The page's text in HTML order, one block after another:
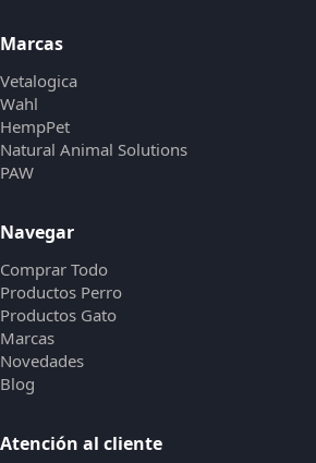
Marcas
Vetalogica
Wahl
HempPet
Natural Animal Solutions
PAW
Navegar
Comprar Todo
Productos Perro
Productos Gato
Marcas
Novedades
Blog
Atención al cliente